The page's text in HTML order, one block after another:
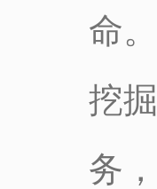
命
挖
务